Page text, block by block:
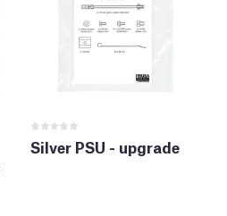
Silver PSU - upgrade